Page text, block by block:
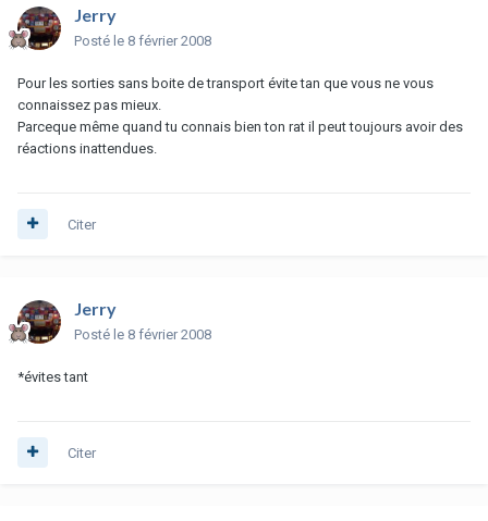
Jerry
Posté le 8 février 2008
Pour les sorties sans boite de transport évite tan que vous ne vous
connaissez pas mieux.
Parceque même quand tu connais bien ton rat il peut toujours avoir des
réactions inattendues.
Citer
Jerry
Posté le 8 février 2008
*évites tant
Citer